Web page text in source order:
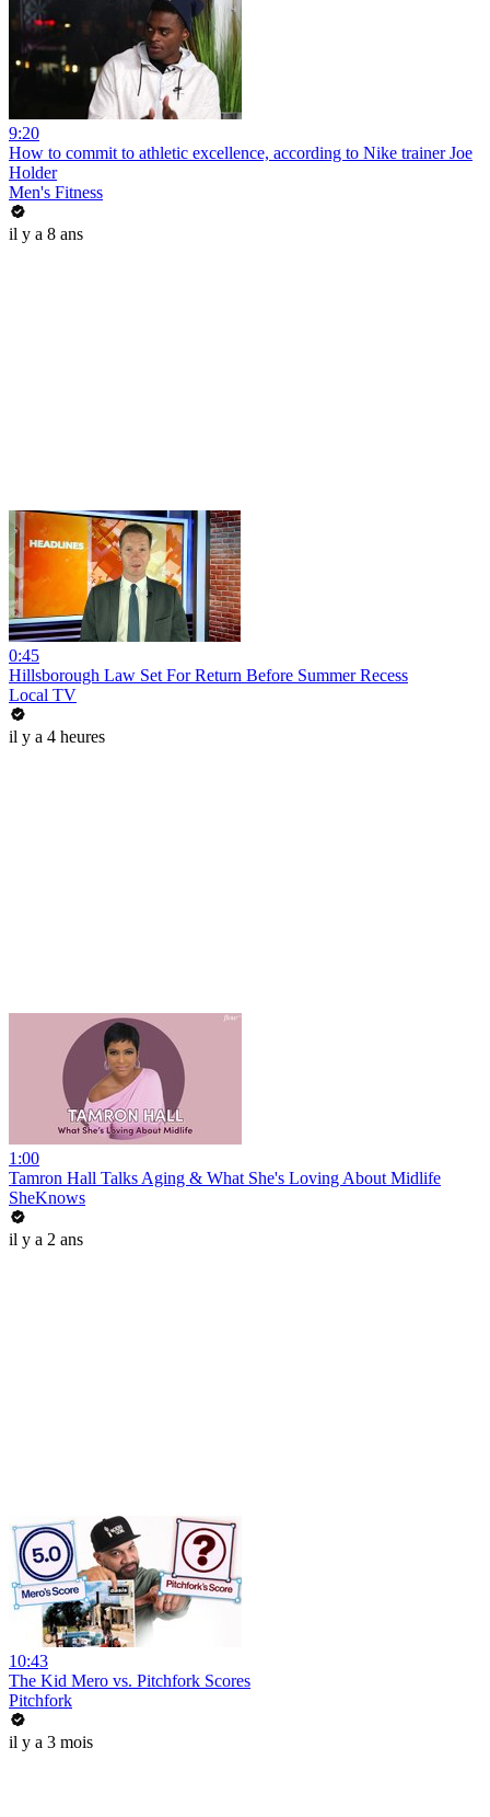
9:20
How to commit to athletic excellence, according to Nike trainer Joe
Holder
Men's Fitness
il y a 8 ans
0:45
Hillsborough Law Set For Return Before Summer Recess
Local TV
il y a 4 heures
1:00
Tamron Hall Talks Aging & What She's Loving About Midlife
SheKnows
il y a 2 ans
10:43
The Kid Mero vs. Pitchfork Scores
Pitchfork
il y a 3 mois